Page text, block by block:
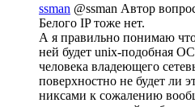
ssman @ssman Автор
Белого IP тоже нет.
А я правильно понимаю
ней будет unix-подобная
человека владеющего
поверхностно не будет ли
никсами к сожалению